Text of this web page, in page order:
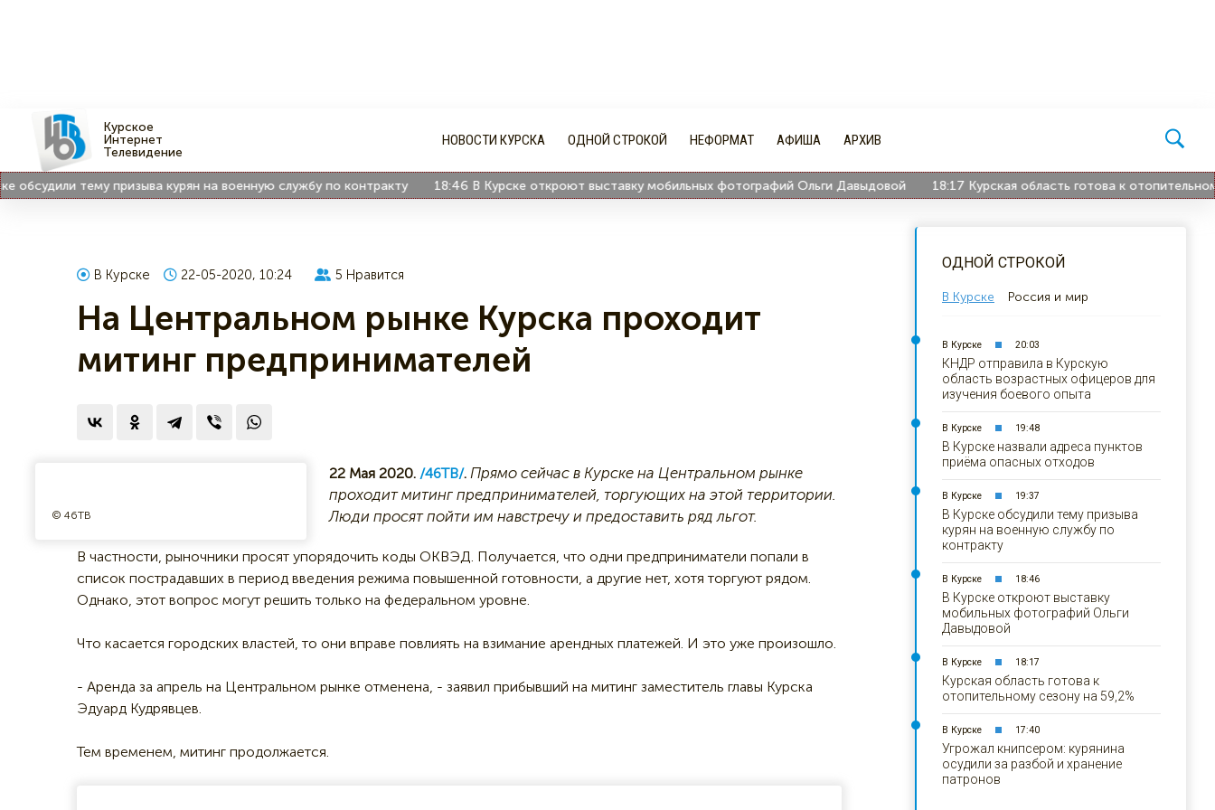
Курское
Интернет
Телевидение
НОВОСТИ КУРСКА ОДНОЙ СТРОКОЙ НЕФОРМАТ АФИША АРХИВ
тему призыва курян на военную службу по контракту 18:46 В Курске откроют выставку мобильных фотографий Ольги Давыдовой 18:17 Курская область готова к отопительному
В Курске 22-05-2020, 10:24 5 Нравится
На Центральном рынке Курска проходит
митинг предпринимателей
© 46ТВ
22 Мая 2020. /46ТВ/. Прямо сейчас в Курске на Центральном рынке
проходит митинг предпринимателей, торгующих на этой территории.
Люди просят пойти им навстречу и предоставить ряд льгот.
В частности, рыночники просят упорядочить коды ОКВЭД. Получается, что одни предприниматели попали в
список пострадавших в период введения режима повышенной готовности, а другие нет, хотя торгуют рядом.
Однако, этот вопрос могут решить только на федеральном уровне.
Что касается городских властей, то они вправе повлиять на взимание арендных платежей. И это уже произошло.
- Аренда за апрель на Центральном рынке отменена, - заявил прибывший на митинг заместитель главы Курска
Эдуард Кудрявцев.
Тем временем, митинг продолжается.
ОДНОЙ СТРОКОЙ
В Курске Россия и мир
В Курске 20:03
КНДР отправила в Курскую
область возрастных офицеров для
изучения боевого опыта
В Курске 19:48
В Курске назвали адреса пунктов
приёма опасных отходов
В Курске 19:37
В Курске обсудили тему призыва
курян на военную службу по
контракту
В Курске 18:46
В Курске откроют выставку
мобильных фотографий Ольги
Давыдовой
В Курске 18:17
Курская область готова к
отопительному сезону на 59,2%
В Курске 17:40
Угрожал книпсером: курянина
осудили за разбой и хранение
патронов